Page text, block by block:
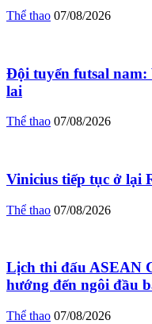
Thể thao 07/08/2026
Đội tuyển futsal
lai
Thể thao 07/08/2026
Vinicius tiếp tục ở lại
Thể thao 07/08/2026
Lịch thi đấu ASEAN
hướng đến ngôi đầu
Thể thao 07/08/2026